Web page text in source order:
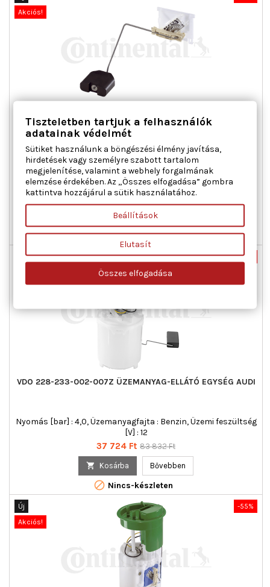
Akciós!
VDO 221-824-092-004Z ÉRZÉKELŐ, ÜZEMANYAGSZINT VW
Érzékelő típus : karos jeladó, Kiegészítő cikk/kiegészítő info 2
: szivattyú nélkül, Üzemanyagfajta : Benzin, Üzemanyagfajta :
Dízel
Ár
19 510 Ft Normál
ár
43 356 Ft
Kosárba Bővebben
Raktáron
-55%
Nincs-készleten
Akciós!
VDO 228-233-002-007Z ÜZEMANYAG-ELLÁTÓ EGYSÉG AUDI
Nyomás [bar] : 4,0, Üzemanyagfajta : Benzin, Üzemi feszültség
[V] : 12
Ár
37 724 Ft Normál
83 832 Ft
 Kosárba Bővebben
 Nincs-készleten
-55%
Új
Akciós!
Tiszteletben tartjuk a felhasználók
adatainak védelmét
Sütiket használunk a böngészési élmény javítása,
hirdetések vagy személyre szabott tartalom
megjelenítése, valamint a webhely forgalmának
elemzése érdekében. Az „Összes elfogadása” gombra
kattintva hozzájárul a sütik használatához.
Beállítások
Elutasít
Összes elfogadása